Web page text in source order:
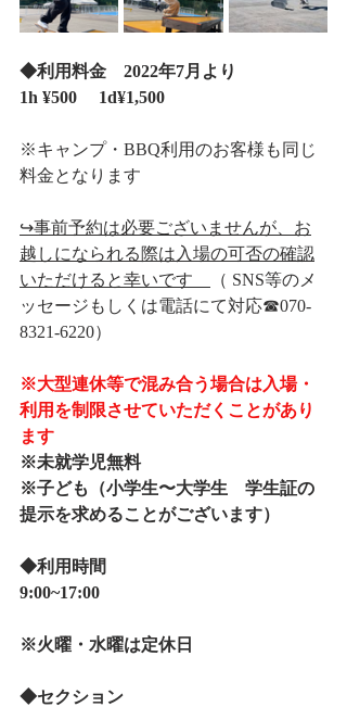
◆利用料金　2022年7月より
1h ¥500 　1d¥1,500
※キャンプ・BBQ利用のお客様も同じ
料金となります
↪︎事前予約は必要ございませんが、お
越しになられる際は入場の可否の確認
いただけると幸いです
（ SNS等のメ
ッセージもしくは電話にて対応☎︎070-
8321-6220）
※大型連休等で混み合う場合は入場・
利用を制限させていただくことがあり
ます
※未就学児無料
※子ども（小学生〜大学生　学生証の
提示を求めることがございます）
◆利用時間
9:00~17:00
※火曜・水曜は定休日
◆セクション